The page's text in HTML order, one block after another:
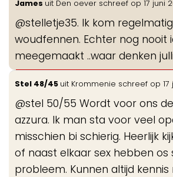
James uit Den oever schreef op 17 juni
@stelletje35. Ik kom
woudfennen. Echter nog nooit
meegemaakt ..waar denken
Stel 48/45 uit Krommenie schreef op
@stel 50/55 Wordt voor ons
azzura. Ik man sta voor veel
misschien bi schierig. Heerlijk
of naast elkaar sex hebben os
probleem. Kunnen altijd